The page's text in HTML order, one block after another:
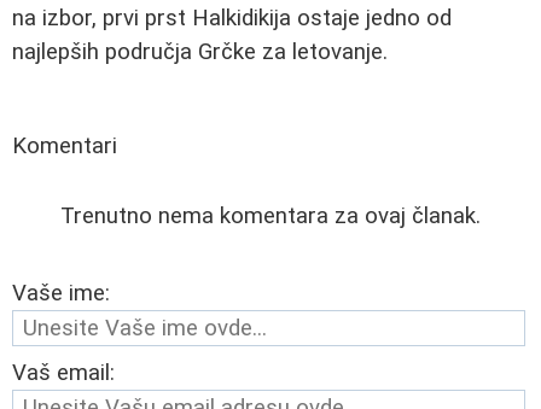
na izbor, prvi prst Halkidikija ostaje jedno od
najlepših područja Grčke za letovanje.
Komentari
Trenutno nema komentara za ovaj članak.
Vaše ime:
Vaš email: